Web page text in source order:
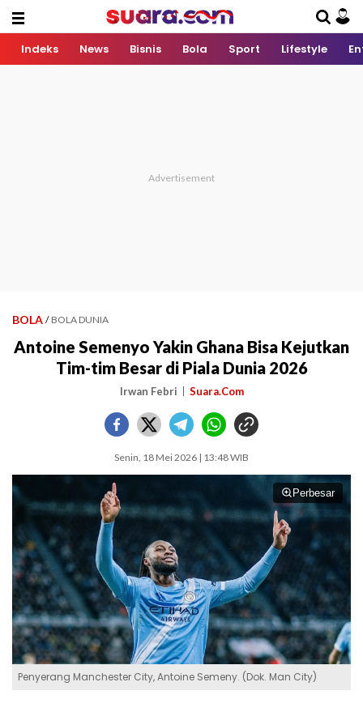
Indeks News Bisnis Bola Sport Lifestyle
BOLA / BOLA DUNIA
Antoine Semenyo Yakin Ghana Bisa Kejutkan
Tim-tim Besar di Piala Dunia 2026
Irwan Febri Suara.Com
Senin, 18 Mei 2026 | 13:48 WIB
Perbesar
Penyerang Manchester City, Antoine Semeny. (Dok. Man City)